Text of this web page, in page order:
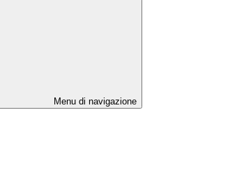
Menu di navigazione